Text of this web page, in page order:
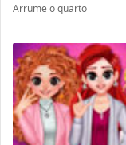
Arrume o quarto